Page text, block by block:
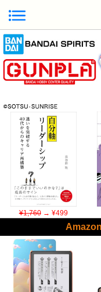
Kindle日替
¥1,760→ ¥499